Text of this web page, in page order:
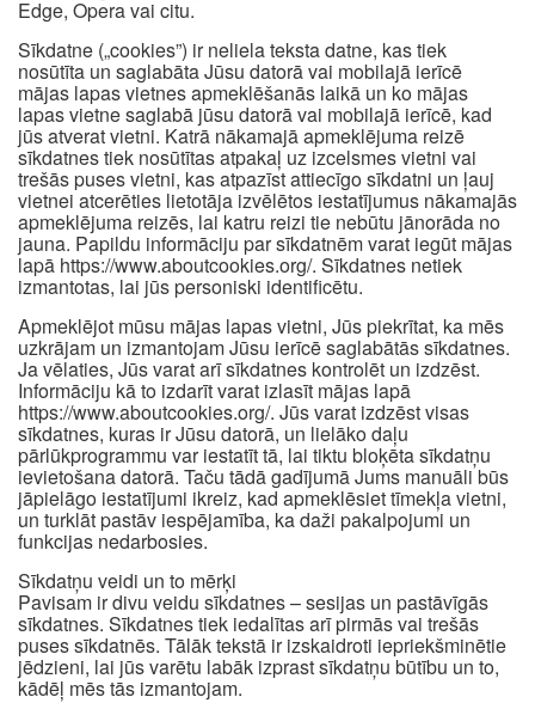
Edge, Opera vai citu.
Sīkdatne („cookies”) ir neliela teksta datne, kas tiek
nosūtīta un saglabāta Jūsu datorā vai mobilajā ierīcē
mājas lapas vietnes apmeklēšanās laikā un ko mājas
lapas vietne saglabā jūsu datorā vai mobilajā ierīcē, kad
jūs atverat vietni. Katrā nākamajā apmeklējuma reizē
sīkdatnes tiek nosūtītas atpakaļ uz izcelsmes vietni vai
trešās puses vietni, kas atpazīst attiecīgo sīkdatni un ļauj
vietnei atcerēties lietotāja izvēlētos iestatījumus nākamajās
apmeklējuma reizēs, lai katru reizi tie nebūtu jānorāda no
jauna. Papildu informāciju par sīkdatnēm varat iegūt mājas
lapā https://www.aboutcookies.org/. Sīkdatnes netiek
izmantotas, lai jūs personiski identificētu.
Apmeklējot mūsu mājas lapas vietni, Jūs piekrītat, ka mēs
uzkrājam un izmantojam Jūsu ierīcē saglabātās sīkdatnes.
Ja vēlaties, Jūs varat arī sīkdatnes kontrolēt un izdzēst.
Informāciju kā to izdarīt varat izlasīt mājas lapā
https://www.aboutcookies.org/. Jūs varat izdzēst visas
sīkdatnes, kuras ir Jūsu datorā, un lielāko daļu
pārlūkprogrammu var iestatīt tā, lai tiktu bloķēta sīkdatņu
ievietošana datorā. Taču tādā gadījumā Jums manuāli būs
jāpielāgo iestatījumi ikreiz, kad apmeklēsiet tīmekļa vietni,
un turklāt pastāv iespējamība, ka daži pakalpojumi un
funkcijas nedarbosies.
Sīkdatņu veidi un to mērķi
Pavisam ir divu veidu sīkdatnes – sesijas un pastāvīgās
sīkdatnes. Sīkdatnes tiek iedalītas arī pirmās vai trešās
puses sīkdatnēs. Tālāk tekstā ir izskaidroti iepriekšminētie
jēdzieni, lai jūs varētu labāk izprast sīkdatņu būtību un to,
kādēļ mēs tās izmantojam.